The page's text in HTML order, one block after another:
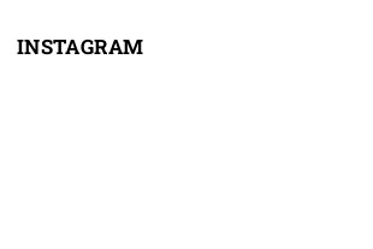
INSTAGRAM